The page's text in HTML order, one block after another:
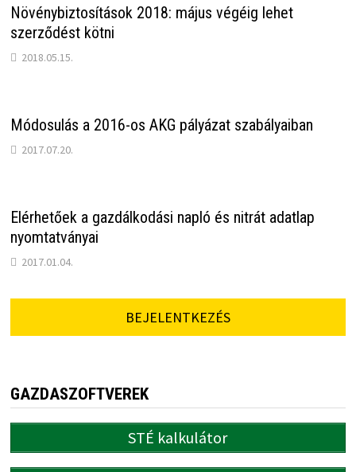
Növénybiztosítások 2018: május végéig lehet
szerződést kötni
2018.05.15.
Módosulás a 2016-os AKG pályázat szabályaiban
2017.07.20.
Elérhetőek a gazdálkodási napló és nitrát adatlap
nyomtatványai
2017.01.04.
BEJELENTKEZÉS
GAZDASZOFTVEREK
STÉ kalkulátor